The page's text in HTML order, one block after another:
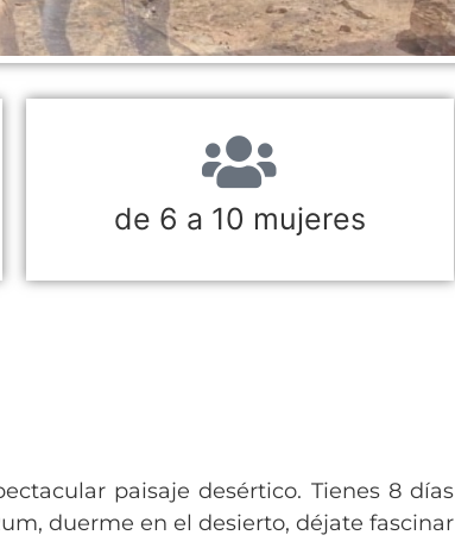
de 6 a 10 mujeres
paisaje desértico. Tienes 8 días
duerme en el desierto, déjate fascinar